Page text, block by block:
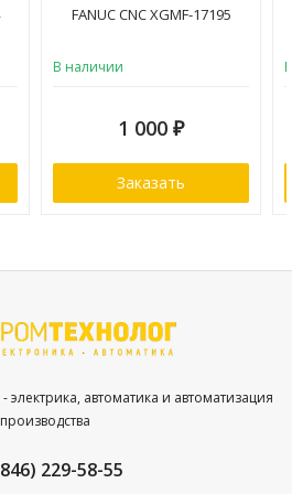
FANUC CNC XGMF-17195
В наличии
1 000 ₽
Заказать
автоматика и автоматизация
производства
229-58-55